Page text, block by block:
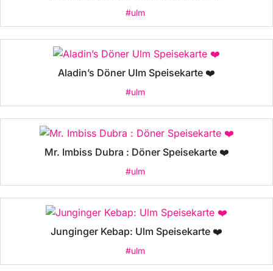
#ulm
Aladin’s Döner Ulm Speisekarte ❤️
#ulm
Mr. Imbiss Dubra : Döner Speisekarte ❤️
#ulm
Junginger Kebap: Ulm Speisekarte ❤️
#ulm